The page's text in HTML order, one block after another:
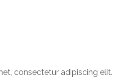
consectetur adipiscing elit.